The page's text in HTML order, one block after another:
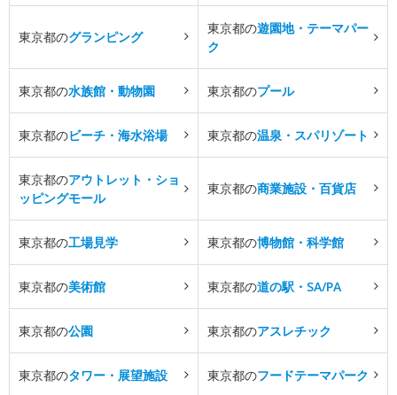
東京都のグランピング
東京都の遊園地・テーマパー
ク
東京都の水族館・動物園 東京都のプール
東京都のビーチ・海水浴場 東京都の温泉・スパリゾート
東京都のアウトレット・ショ
ッピングモール
東京都の商業施設・百貨店
東京都の工場見学 東京都の博物館・科学館
東京都の美術館 東京都の道の駅・SA/PA
東京都の公園 東京都のアスレチック
東京都のタワー・展望施設 東京都のフードテーマパーク